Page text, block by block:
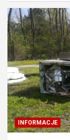
INFORMACJE